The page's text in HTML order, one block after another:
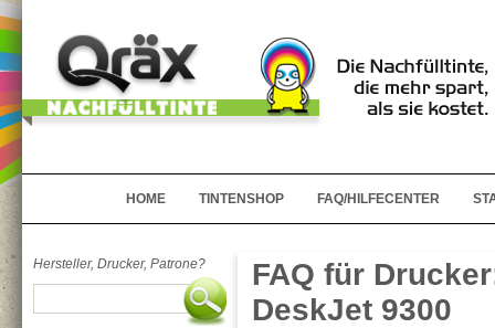
HOME TINTENSHOP FAQ/HILFECENTER
Hersteller, Drucker, Patrone?
FAQ für
DeskJet 9300